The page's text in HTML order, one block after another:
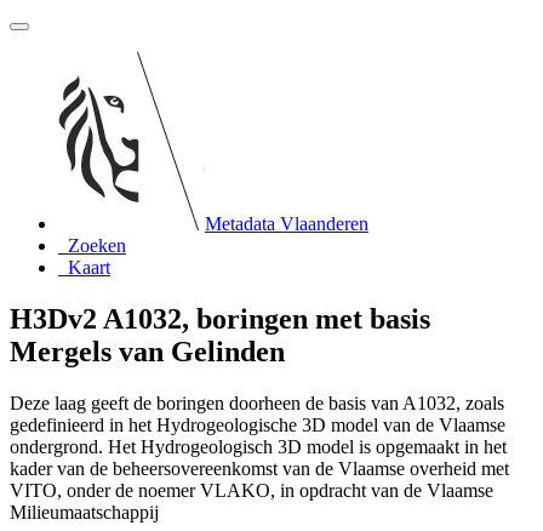
Metadata Vlaanderen
Zoeken
Kaart
H3Dv2 A1032, boringen met basis
Mergels van Gelinden
Deze laag geeft de boringen doorheen de basis van A1032, zoals
gedefinieerd in het Hydrogeologische 3D model van de Vlaamse
ondergrond. Het Hydrogeologisch 3D model is opgemaakt in het
kader van de beheersovereenkomst van de Vlaamse overheid met
VITO, onder de noemer VLAKO, in opdracht van de Vlaamse
Milieumaatschappij